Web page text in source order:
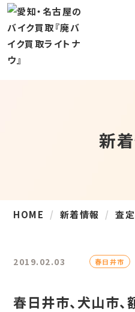
新
HOME 新着情報 査
2019.02.03 春日井市
春日井市、犬山市